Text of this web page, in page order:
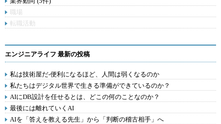
職場
転職活動
エンジニアライフ 最新の投稿
私は技術屋だ-便利になるほど、人間は弱くなるのか
私たちはデジタル世界で生きる準備ができているのか？
AIにDB設計を任せるとは、どこの何のことなのか？
最後には離れていくAI
AIを「答えを教える先生」から「判断の稽古相手」へ